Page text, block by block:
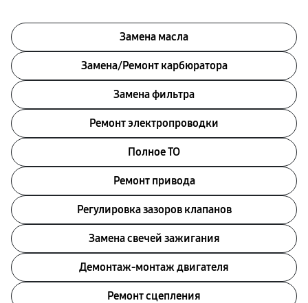
Замена масла
Замена/Pемонт карбюратора
Замена фильтра
Ремонт электропроводки
Полное ТО
Ремонт привода
Регулировка зазоров клапанов
Замена свечей зажигания
Демонтаж-монтаж двигателя
Ремонт сцепления